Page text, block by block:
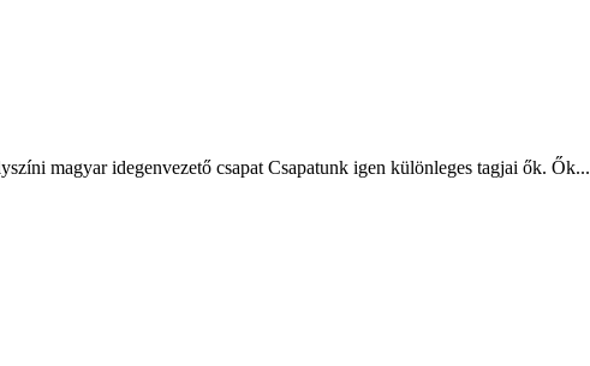
magyar idegenvezető csapat Csapatunk igen különleges tagjai ők. Ők...